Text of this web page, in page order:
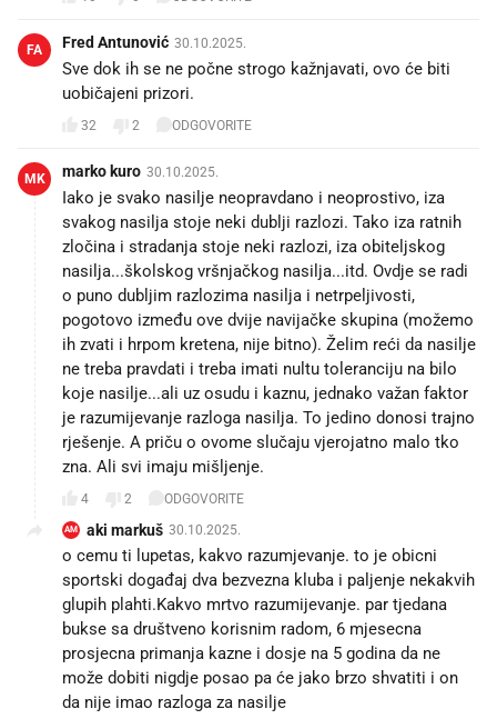
FA Fred Antunović 30.10.2025.
Sve dok ih se ne počne strogo kažnjavati, ovo će biti
uobičajeni prizori.
32 2 ODGOVORITE
MK marko kuro 30.10.2025.
Iako je svako nasilje neopravdano i neoprostivo, iza
svakog nasilja stoje neki dublji razlozi. Tako iza ratnih
zločina i stradanja stoje neki razlozi, iza obiteljskog
nasilja...školskog vršnjačkog nasilja...itd. Ovdje se radi
o puno dubljim razlozima nasilja i netrpeljivosti,
pogotovo između ove dvije navijačke skupina (možemo
ih zvati i hrpom kretena, nije bitno). Želim reći da nasilje
ne treba pravdati i treba imati nultu toleranciju na bilo
koje nasilje...ali uz osudu i kaznu, jednako važan faktor
je razumijevanje razloga nasilja. To jedino donosi trajno
rješenje. A priču o ovome slučaju vjerojatno malo tko
zna. Ali svi imaju mišljenje.
4 2 ODGOVORITE
AM aki markuš 30.10.2025.
o cemu ti lupetas, kakvo razumjevanje. to je obicni
sportski događaj dva bezvezna kluba i paljenje nekakvih
glupih plahti.Kakvo mrtvo razumijevanje. par tjedana
bukse sa društveno korisnim radom, 6 mjesecna
prosjecna primanja kazne i dosje na 5 godina da ne
može dobiti nigdje posao pa će jako brzo shvatiti i on
da nije imao razloga za nasilje